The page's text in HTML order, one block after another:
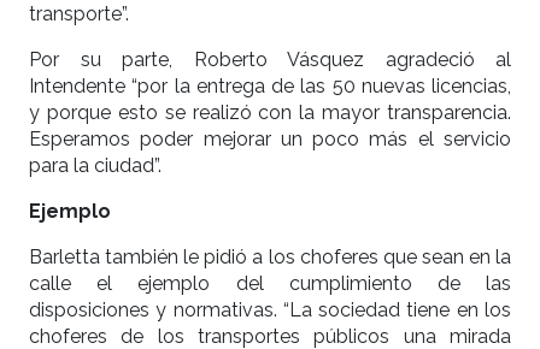
transporte”.
Por su parte, Roberto Vásquez agradeció al
Intendente “por la entrega de las 50 nuevas licencias,
y porque esto se realizó con la mayor transparencia.
Esperamos poder mejorar un poco más el servicio
para la ciudad”.
Ejemplo
Barletta también le pidió a los choferes que sean en la
calle el ejemplo del cumplimiento de las
disposiciones y normativas. “La sociedad tiene en los
choferes de los transportes públicos una mirada